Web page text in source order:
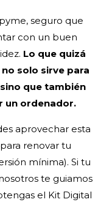
seguro que
con un buen
Lo que quizá
solo sirve para
que también
un ordenador.
aprovechar esta
renovar tu
mínima). Si tu
te guiamos
el Kit Digital